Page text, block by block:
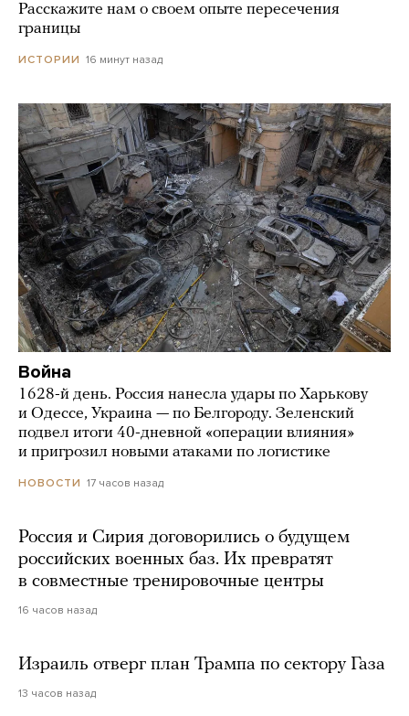
Расскажите нам о своем опыте пересечения
границы
ИСТОРИИ 16 минут назад
Война
1628-й день. Россия нанесла удары по Харькову
и Одессе, Украина — по Белгороду. Зеленский
подвел итоги 40-дневной «операции влияния»
и пригрозил новыми атаками по логистике
НОВОСТИ 17 часов назад
Россия и Сирия договорились о будущем
российских военных баз. Их превратят
в совместные тренировочные центры
16 часов назад
Израиль отверг план Трампа по сектору Газа
13 часов назад